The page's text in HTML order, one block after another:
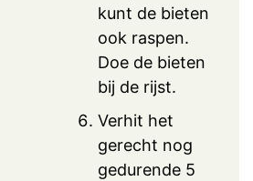
kunt de bieten
ook raspen.
Doe de bieten
bij de rijst.
Verhit het
gerecht nog
gedurende 5